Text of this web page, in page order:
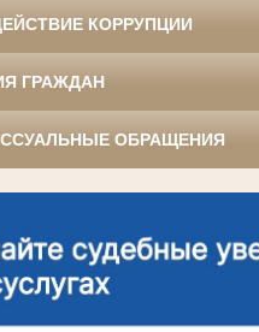
КОРРУПЦИИ
ГРАЖДАН
ОБРАЩЕНИЯ